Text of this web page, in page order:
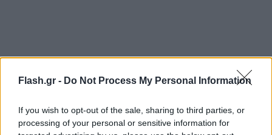
Flash.gr - Do Not Process My Personal Information
If you wish to opt-out of the sale, sharing to third parties, or
processing of your personal or sensitive information for